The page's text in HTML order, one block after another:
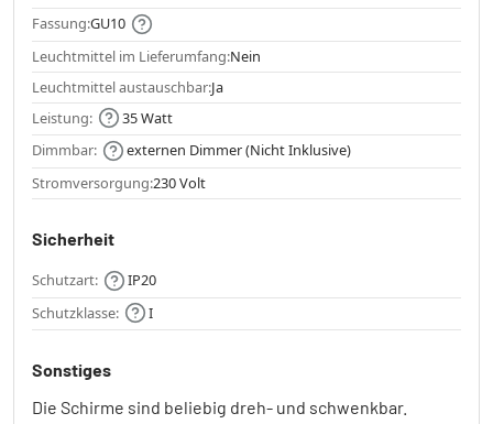
Fassung:GU10
Leuchtmittel im Lieferumfang:Nein
Leuchtmittel austauschbar:Ja
Leistung:
35 Watt
Dimmbar:
externen Dimmer (Nicht Inklusive)
Stromversorgung:230 Volt
Sicherheit
Schutzart:
IP20
Schutzklasse:
I
Sonstiges
Die Schirme sind beliebig dreh- und schwenkbar.